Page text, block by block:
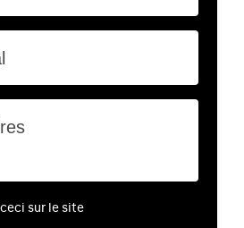
sur le site